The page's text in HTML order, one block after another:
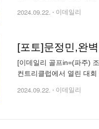
2024.09.22. 이데일리
[포토]문정민,완
[이데일리 골프in=(파주)
컨트리클럽에서 열린 대
2024.09.22. 이데일리